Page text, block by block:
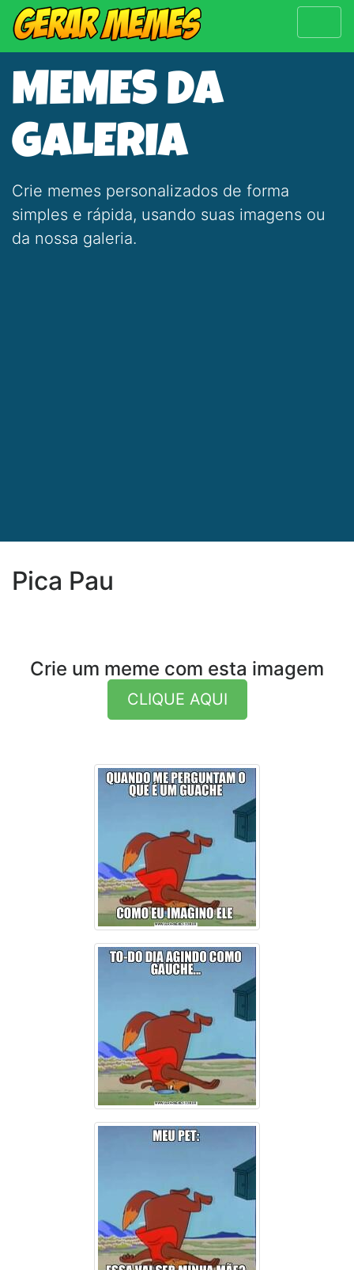
MEMES DA
GALERIA
Crie memes personalizados de forma
simples e rápida, usando suas imagens ou
da nossa galeria.
Pica Pau
Crie um meme com esta imagem
CLIQUE AQUI